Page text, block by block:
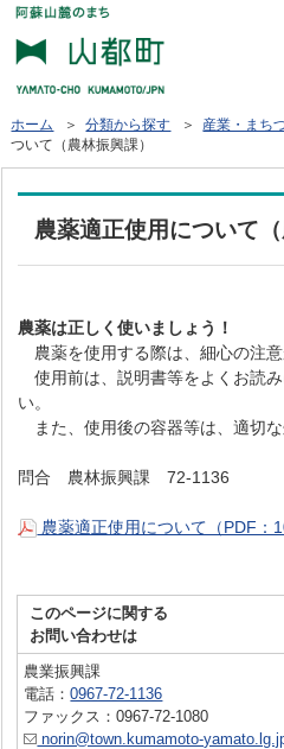
ホーム ＞分類から探す ＞ 産業・まち
ついて（農林振興課）
農薬適正使用について（
農薬は正しく使いましょう！
農薬を使用する際は、細心の注意
使用前は、説明書等をよくお読
い。
また、使用後の容器等は、適切な
問合 農林振興課 72-1136
農薬適正使用について（PDF：
このページに関する
お問い合わせは
農業振興課
電話：0967-72-1136
ファックス：0967-72-1080
norin@town.kumamoto-